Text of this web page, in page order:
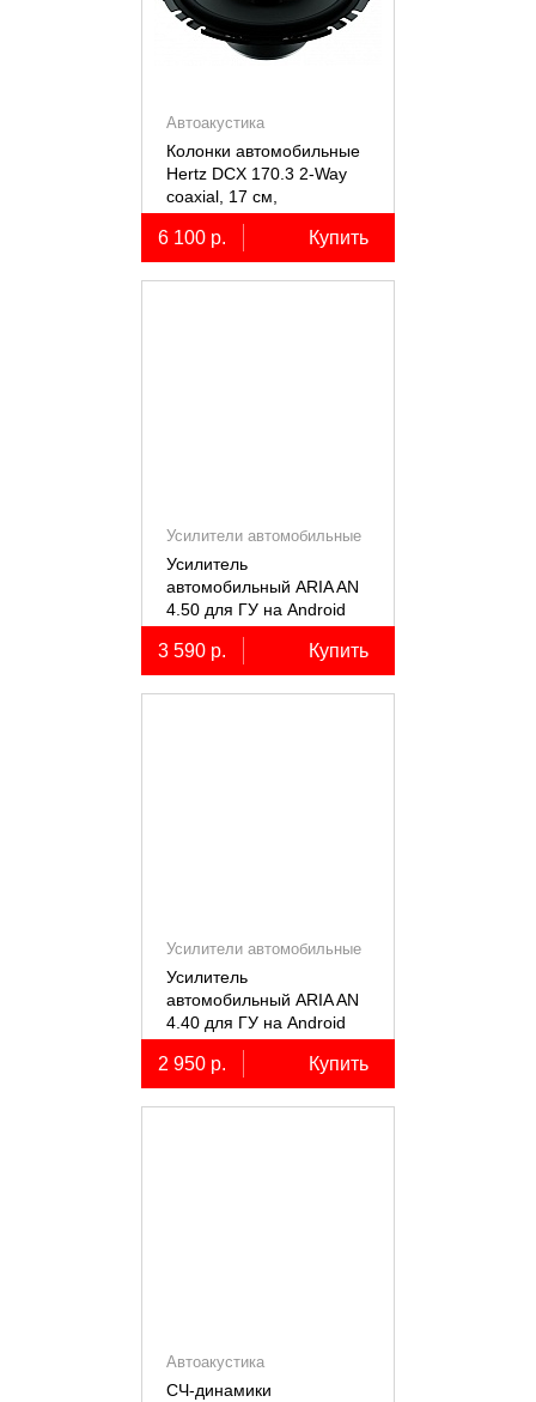
Автоакустика
Колонки автомобильные
Hertz DCX 170.3 2-Way
coaxial, 17 см,
коаксиальные
двухполосные, 2 шт.
6 100 р. Купить
Усилители автомобильные
Усилитель
автомобильный ARIA AN
4.50 для ГУ на Android
3 590 р. Купить
Усилители автомобильные
Усилитель
автомобильный ARIA AN
4.40 для ГУ на Android
2 950 р. Купить
Автоакустика
СЧ-динамики